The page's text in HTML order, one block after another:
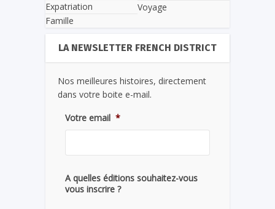
Expatriation
Famille
Voyage
LA NEWSLETTER FRENCH DISTRICT
Nos meilleures histoires, directement
dans votre boite e-mail.
Votre email *
A quelles éditions souhaitez-vous
vous inscrire ?